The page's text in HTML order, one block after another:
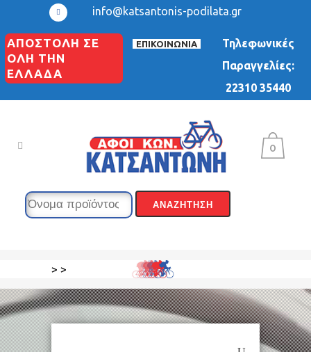
info@katsantonis-podilata.gr
ΑΠΟΣΤΟΛΗ ΣΕ
ΟΛΗ ΤΗΝ
ΕΛΛΑΔΑ
ΕΠΙΚΟΙΝΩΝΙΑ
Τηλεφωνικές
Παραγγελίες:
22310 35440
0
> >